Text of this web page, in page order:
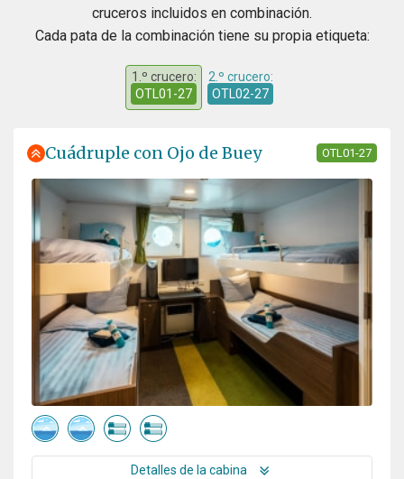
cruceros incluidos en combinación.
Cada pata de la combinación tiene su propia etiqueta:
1.º crucero:
OTL01-27
2.º crucero:
OTL02-27
Cuádruple con Ojo de Buey OTL01-27
Detalles de la cabina